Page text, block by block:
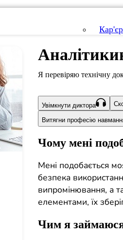
Я перевіряю технічну
Увімкнути диктора
Витягни професію
Чому мені
Мені подобається
безпека
випромінювання, а
елементами, їх
Чим я